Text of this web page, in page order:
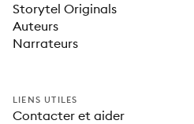
Storytel Originals
Auteurs
Narrateurs
LIENS UTILES
Contacter et aider